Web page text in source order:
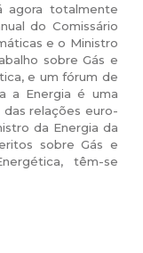
agora totalmente
do Comissário
e o Ministro
sobre Gás e
e um fórum de
a Energia é uma
relações euro-
da Energia da
sobre Gás e
têm-se